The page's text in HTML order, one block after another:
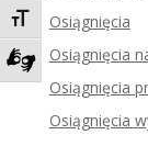
Toggle Font size
Zadzwoń do
Osiągnięcia
Osiągnięcia
Osiągnięcia
Osiągnięcia